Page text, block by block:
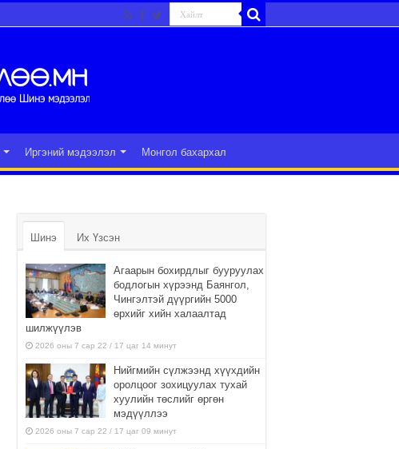
Иргэний мэдээлэл Монгол бахархал
Шинэ Их Үзсэн
Агаарын бохирдлыг бууруулах
бодлогын хүрээнд Баянгол,
Чингэлтэй дүүргийн 5000
өрхийг хийн халаалтад
шилжүүлэв
2026 оны 7 сар 22 / 17 цаг 14 минут
Нийгмийн сүлжээнд хүүхдийн
оролцоог зохицуулах тухай
хуулийн төслийг өргөн
мэдүүллээ
2026 оны 7 сар 22 / 17 цаг 09 минут